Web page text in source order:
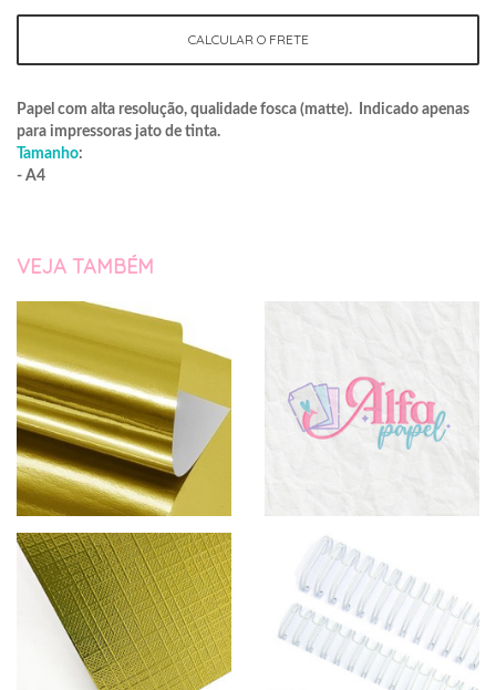
CALCULAR O FRETE
Papel com alta resolução, qualidade fosca (matte). Indicado apenas
para impressoras jato de tinta.
Tamanho:
- A4
VEJA TAMBÉM